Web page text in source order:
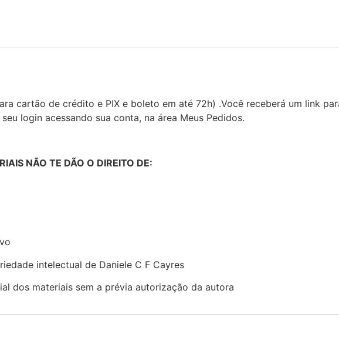
cartão de crédito e PIX e boleto em até 72h) .Você receberá um link
login acessando sua conta, na área Meus Pedidos.
NÃO TE DÃO O DIREITO DE:
intelectual de Daniele C F Cayres
dos materiais sem a prévia autorização da autora